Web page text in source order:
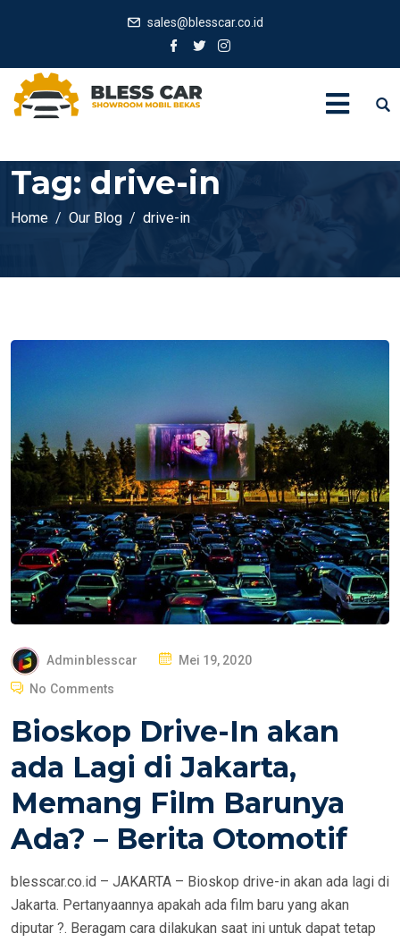
sales@blesscar.co.id
Tag: drive-in
Home Our Blog drive-in
Adminblesscar
P
T
D
O
Mei 19, 2020
No Comments
Bioskop Drive-In akan
ada Lagi di Jakarta,
Memang Film Barunya
Ada? – Berita Otomotif
blesscar.co.id – JAKARTA – Bioskop drive-in akan ada lagi di
Jakarta. Pertanyaannya apakah ada film baru yang akan
diputar ?. Beragam cara dilakukan saat ini untuk dapat tetap